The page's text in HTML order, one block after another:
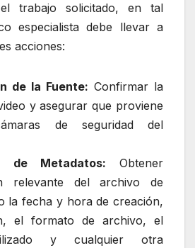
trabajo solicitado, en tal
especialista debe llevar a
acciones:
de la Fuente: Confirmar la
y asegurar que proviene
de seguridad del
de Metadatos: Obtener
relevante del archivo de
la fecha y hora de creación,
el formato de archivo, el
y cualquier otra